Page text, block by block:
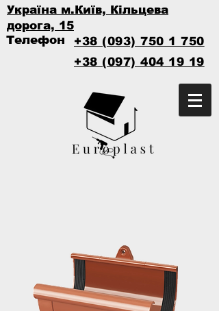
Телефон
Україна м.Київ, Кільцева
дорога, 15
+38 (093) 750 1 750
+38 (097) 404 19 19